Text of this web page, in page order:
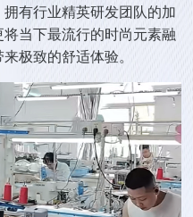
有行业精英研发团队的加
当下最流行的时尚元素融
极致的舒适体验。